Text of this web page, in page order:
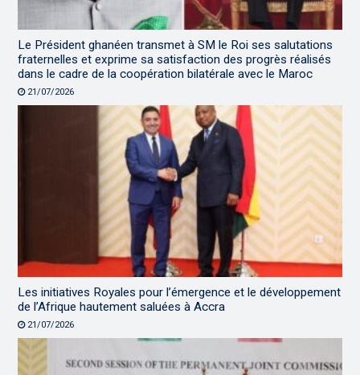
Le Président ghanéen transmet à SM le Roi ses salutations
fraternelles et exprime sa satisfaction des progrès réalisés
dans le cadre de la coopération bilatérale avec le Maroc
21/07/2026
Les initiatives Royales pour l’émergence et le développement
de l’Afrique hautement saluées à Accra
21/07/2026